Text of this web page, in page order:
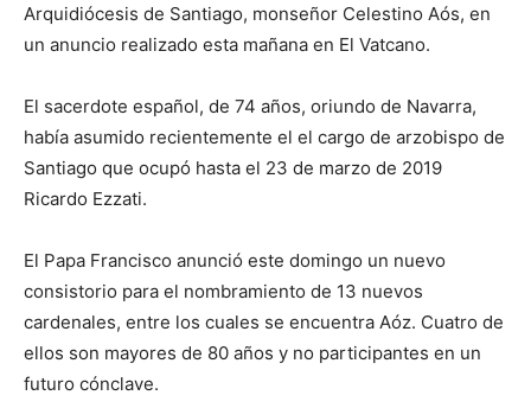
Arquidiócesis de Santiago, monseñor Celestino Aós, en
un anuncio realizado esta mañana en El Vatcano.
El sacerdote español, de 74 años, oriundo de Navarra,
había asumido recientemente el el cargo de arzobispo de
Santiago que ocupó hasta el 23 de marzo de 2019
Ricardo Ezzati.
El Papa Francisco anunció este domingo un nuevo
consistorio para el nombramiento de 13 nuevos
cardenales, entre los cuales se encuentra Aóz. Cuatro de
ellos son mayores de 80 años y no participantes en un
futuro cónclave.